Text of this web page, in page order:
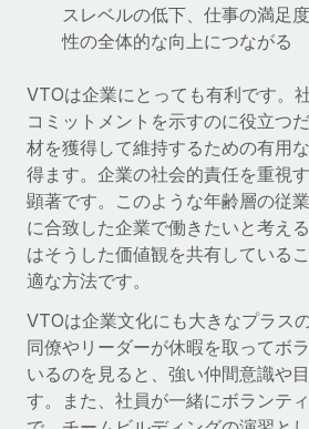
当社のMCPを使用して、あらゆるAI
基本的なビジネスツールを活用して
る
サービス
専門家に相談
グローバル人事・コンプライアンス
候補者の選考プロセスをシンプルに
Compliance Watchtower
コンプライアンスリスクを先回りし
パートナーに登録
戦略的テクノロジーパートナー
グローバルな人事機能を柔軟に自社
パートナーとして登録
当社とのパートナーシップの可能性
Remote Build 近日リリース予定
統合とAI自動化に関するコンサルティ
職務内容ライブラリ
イベント
ニュースルーム
給与・人材情報
情報センター
サポートを依頼する
すべてのリソースを表示する
ブログ
日本語
中文（简体）
スレベルの低下、仕事の満足
性の全体的な向上につながる
VTOは企業にとっても有利です。
コミットメントを示すのに役立つ
材を獲得して維持するための有用
得ます。企業の社会的責任を重視
顕著です。このような年齢層の従
に合致した企業で働きたいと考え
はそうした価値観を共有している
適な方法です。
VTOは企業文化にも大きなプラス
同僚やリーダーが休暇を取ってボ
いるのを見ると、強い仲間意識や
す。また、社員が一緒にボランテ